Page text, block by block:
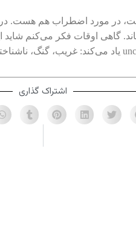
در مورد اضطراب هم هست.
گاهی اوقات فکر می‌کنم
اشتراک گذاری